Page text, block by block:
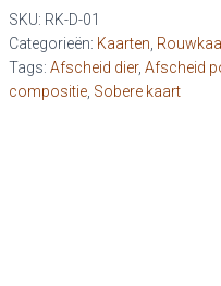
lieve
pluizenbol
(rouw
poes)
SKU: RK-D-01
Categorieën: Kaarten
Tags: Afscheid dier, Afscheid
compositie Sobere kaart